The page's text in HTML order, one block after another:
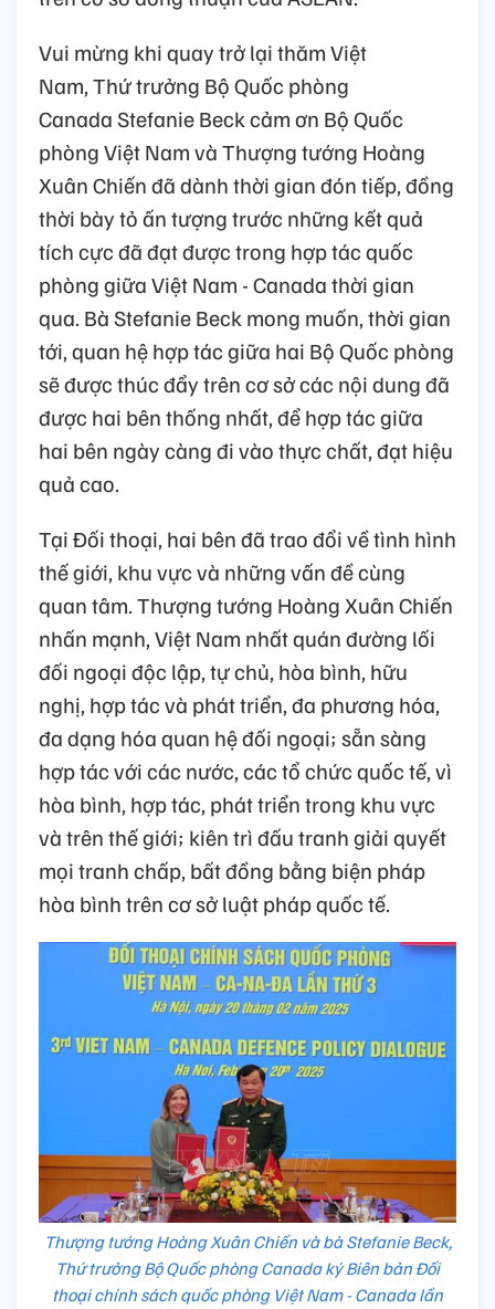
Vui mừng khi quay trở lại thăm Việt
Nam, Thứ trưởng Bộ Quốc phòng
Canada Stefanie Beck cảm ơn Bộ Quốc
phòng Việt Nam và Thượng tướng Hoàng
Xuân Chiến đã dành thời gian đón tiếp, đồng
thời bày tỏ ấn tượng trước những kết quả
tích cực đã đạt được trong hợp tác quốc
phòng giữa Việt Nam - Canada thời gian
qua. Bà Stefanie Beck mong muốn, thời gian
tới, quan hệ hợp tác giữa hai Bộ Quốc phòng
sẽ được thúc đẩy trên cơ sở các nội dung đã
được hai bên thống nhất, để hợp tác giữa
hai bên ngày càng đi vào thực chất, đạt hiệu
quả cao.
Tại Đối thoại, hai bên đã trao đổi về tình hình
thế giới, khu vực và những vấn đề cùng
quan tâm. Thượng tướng Hoàng Xuân Chiến
nhấn mạnh, Việt Nam nhất quán đường lối
đối ngoại độc lập, tự chủ, hòa bình, hữu
nghị, hợp tác và phát triển, đa phương hóa,
đa dạng hóa quan hệ đối ngoại; sẵn sàng
hợp tác với các nước, các tổ chức quốc tế, vì
hòa bình, hợp tác, phát triển trong khu vực
và trên thế giới; kiên trì đấu tranh giải quyết
mọi tranh chấp, bất đồng bằng biện pháp
hòa bình trên cơ sở luật pháp quốc tế.
Thượng tướng Hoàng Xuân Chiến và bà Stefanie Beck,
Thứ trưởng Bộ Quốc phòng Canada ký Biên bản Đối
thoại chính sách quốc phòng Việt Nam - Canada lần